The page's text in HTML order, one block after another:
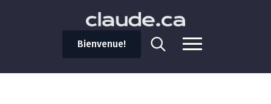
Bienvenue!